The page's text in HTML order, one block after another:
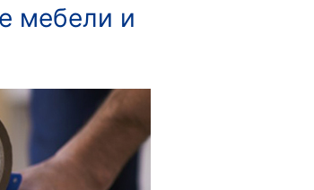
мебели и